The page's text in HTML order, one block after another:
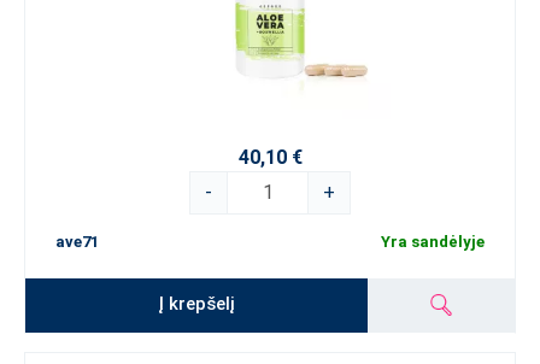
40,10 €
-
+
ave71 Yra sandėlyje
Į krepšelį